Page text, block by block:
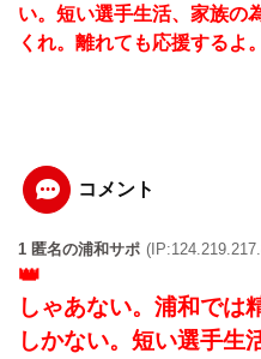
い。短い選手生活、家族の
くれ。離れても応援するよ。
コメント
1 匿名の浦和サポ
しゃあない。浦和では
しかない。短い選手生